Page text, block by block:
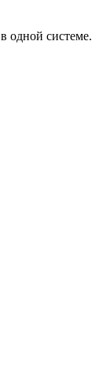
одной системе.